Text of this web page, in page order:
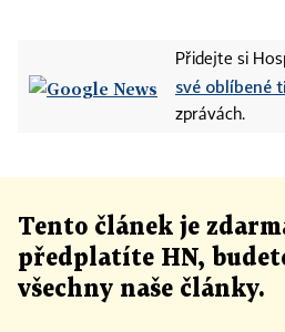
Přidejte si
své oblíbené
zprávách.
Tento článek je
předplatíte HN,
všechny naše články.